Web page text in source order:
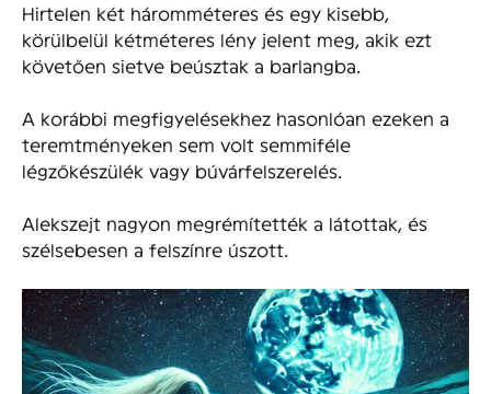
Hirtelen két háromméteres és egy kisebb,
körülbelül kétméteres lény jelent meg, akik ezt
követően sietve beúsztak a barlangba.
A korábbi megfigyelésekhez hasonlóan ezeken a
teremtményeken sem volt semmiféle
légzőkészülék vagy búvárfelszerelés.
Alekszejt nagyon megrémítették a látottak, és
szélsebesen a felszínre úszott.